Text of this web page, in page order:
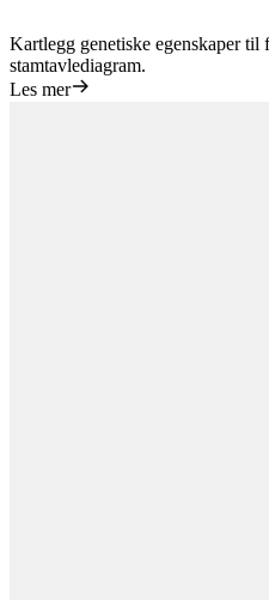
Kartlegg genetiske egenskaper til
stamtavlediagram.
Les mer